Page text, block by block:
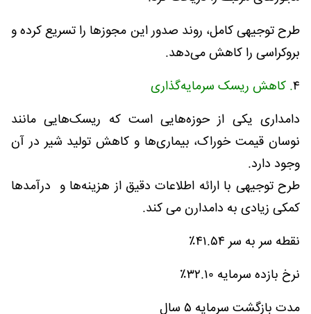
طرح توجیهی کامل، روند صدور این مجوزها را تسریع کرده و
بروکراسی را کاهش می‌دهد.
۴. کاهش ریسک سرمایه‌گذاری
دامداری یکی از حوزه‌هایی است که ریسک‌هایی مانند
نوسان قیمت خوراک، بیماری‌ها و کاهش تولید شیر در آن
وجود دارد.
طرح توجیهی با ارائه اطلاعات دقیق از هزینه‌ها و درآمدها
کمکی زیادی به دامدارن می کند.
نقطه سر به سر ۴۱.۵۴٪
نرخ بازده سرمایه ۳۲.۱۰٪
مدت بازگشت سرمایه ۵ سال